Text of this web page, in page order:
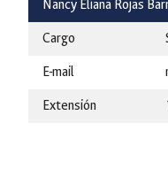
Nancy Eliana Rojas
Cargo
E-mail
Extensión